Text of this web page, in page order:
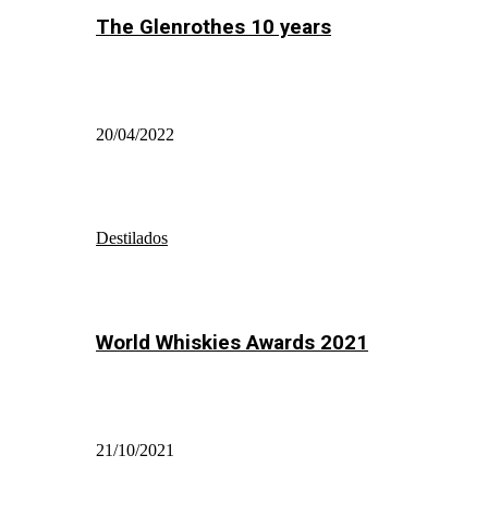
The Glenrothes 10 years
20/04/2022
Destilados
World Whiskies Awards 2021
21/10/2021